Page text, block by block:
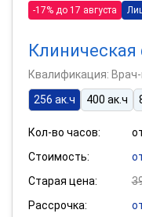
-17% до 17 августа
Квалификация:
256 ак.ч
400 ак.ч
Кол-во часов:
Стоимость:
Старая цена:
Рассрочка: